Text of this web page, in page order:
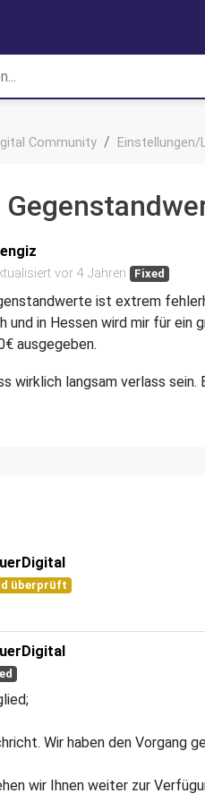
Community Einstellungen/
vor 4 Jahren Fixed
ist extrem
und in Hessen wird mir für
ausgegeben.
wirklich langsam verlass
überprüft
Wir haben den Vorgang
wir Ihnen weiter zur